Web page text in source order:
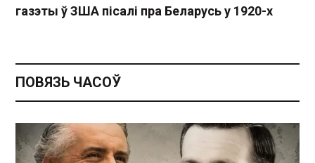
газэты ў ЗША пісалі пра Беларусь у 1920-х
ПОВЯЗЬ ЧАСОЎ